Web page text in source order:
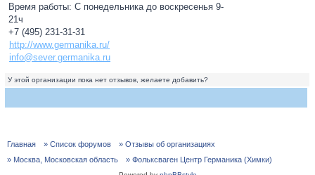
Время работы: С понедельника до воскресенья 9-
21ч
+7 (495) 231-31-31
http://www.germanika.ru/
info@sever.germanika.ru
У этой организации пока нет отзывов, желаете добавить?
Главная » Список форумов
» Отзывы об организациях
» Москва, Московская область
» Фольксваген Центр Германика (Химки)